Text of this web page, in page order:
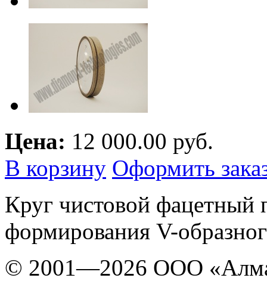
Цена: 12 000.00 руб.
В корзину Оформить
Круг чистовой фацетный
формирования V-
© 2001—2026 ООО